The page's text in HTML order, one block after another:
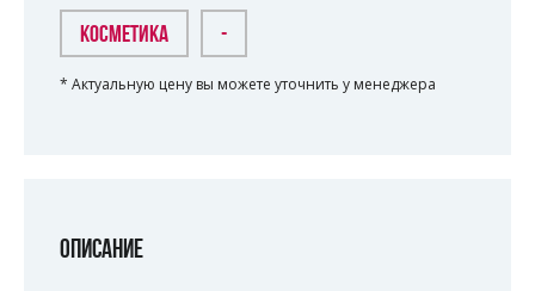
КОСМЕТИКА -
* Актуальную цену вы можете уточнить у менеджера
ОПИСАНИЕ